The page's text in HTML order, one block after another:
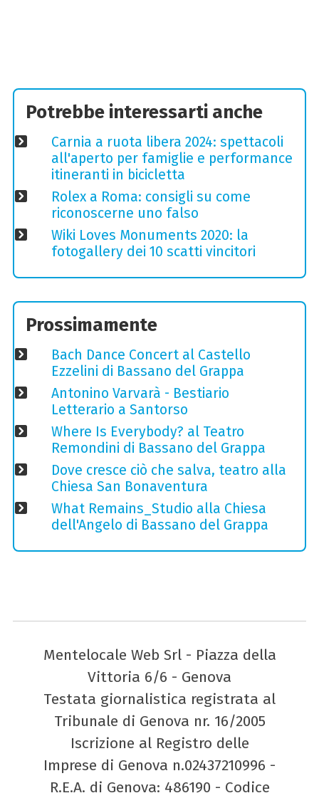
Potrebbe interessarti anche
Carnia a ruota libera 2024: spettacoli
all'aperto per famiglie e performance
itineranti in bicicletta
Rolex a Roma: consigli su come
riconoscerne uno falso
Wiki Loves Monuments 2020: la
fotogallery dei 10 scatti vincitori
Prossimamente
Bach Dance Concert al Castello
Ezzelini di Bassano del Grappa
Antonino Varvarà - Bestiario
Letterario a Santorso
Where Is Everybody? al Teatro
Remondini di Bassano del Grappa
Dove cresce ciò che salva, teatro alla
Chiesa San Bonaventura
What Remains_Studio alla Chiesa
dell'Angelo di Bassano del Grappa
Mentelocale Web Srl - Piazza della
Vittoria 6/6 - Genova
Testata giornalistica registrata al
Tribunale di Genova nr. 16/2005
Iscrizione al Registro delle
Imprese di Genova n.02437210996 -
R.E.A. di Genova: 486190 - Codice